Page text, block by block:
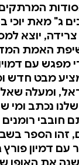
ג" מאת יוכי
יוצא
האמת
מפגש עם
מבט חדש
ומעלה
נכתב ומי
חובבי רומנים
זהו הספר
דמיון פורץ